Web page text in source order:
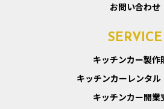
お問い合わせ
SERVICE
キッチンカー製作
キッチンカーレンタル
キッチンカー開業